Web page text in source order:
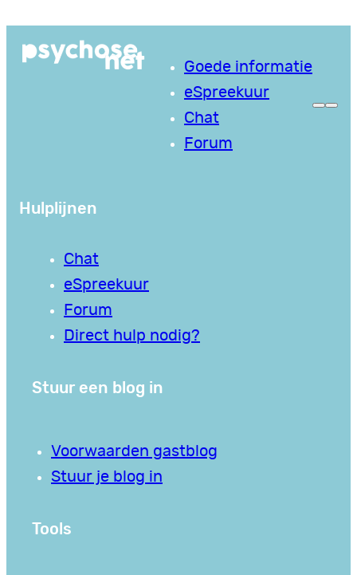
naar
Goede informatie
eSpreekuur
Chat
Forum
Hulplijnen
Chat
eSpreekuur
Forum
Direct hulp nodig?
Stuur een blog in
Voorwaarden gastblog
Stuur je blog in
Tools